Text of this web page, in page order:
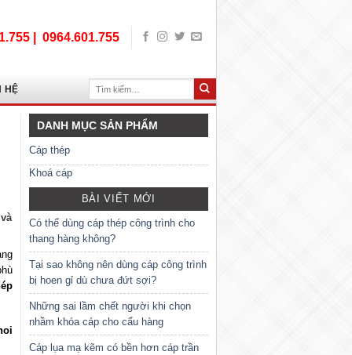
| 0964.601.755
HỆ
kiếm:
DANH MỤC SẢN PHẨM
Cáp thép
Khoá cáp
BÀI VIẾT MỚI
Có thể dùng cáp thép công trình cho
thang hàng không?
Tại sao không nên dùng cáp công trình
bị hoen gỉ dù chưa đứt sợi?
Những sai lầm chết người khi chọn
nhầm khóa cáp cho cẩu hàng
Cáp lụa mạ kẽm có bền hơn cáp trần